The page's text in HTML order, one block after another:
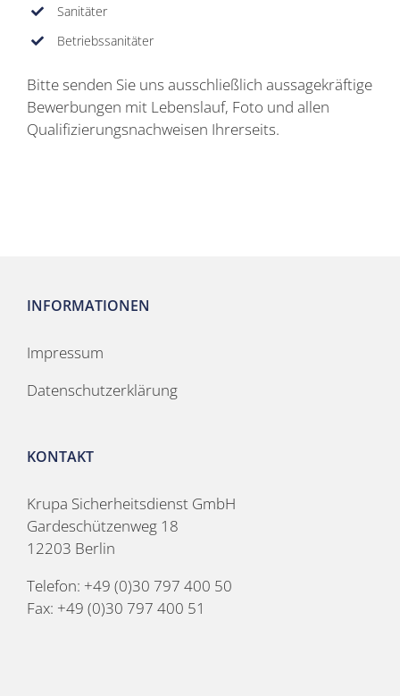
Sanitäter
Betriebssanitäter
Bitte senden Sie uns ausschließlich aussagekräftige
Bewerbungen mit Lebenslauf, Foto und allen
Qualifizierungsnachweisen Ihrerseits.
INFORMATIONEN
Impressum
Datenschutzerklärung
KONTAKT
Krupa Sicherheitsdienst GmbH
Gardeschützenweg 18
12203 Berlin
Telefon: +49 (0)30 797 400 50
Fax: +49 (0)30 797 400 51